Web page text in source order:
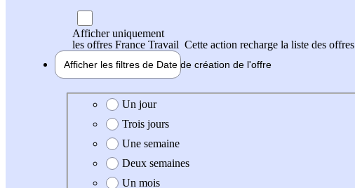
Afficher uniquement
les offres France Travail Cette action recharge la liste des offres
Afficher les filtres de Date de création de l'offre
Date de création de l'offre
Un jour
Trois jours
Une semaine
Deux semaines
Un mois